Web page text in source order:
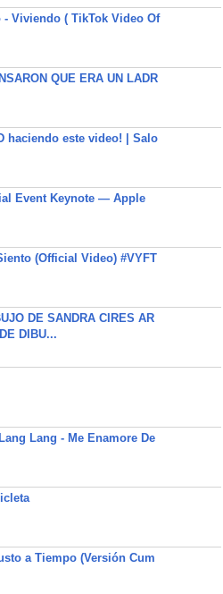
- Viviendo ( TikTok Video Of
QUE ERA UN LADR
haciendo este video! | Salo
Event Keynote — Apple
(Official Video) #VYFT
DE SANDRA CIRES AR
DIBU...
Lang - Me Enamore De
a Tiempo (Versión Cum